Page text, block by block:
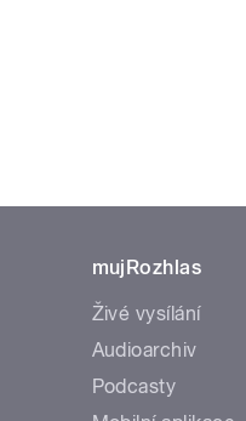
mujRozhlas
Živé vysílání
Audioarchiv
Podcasty